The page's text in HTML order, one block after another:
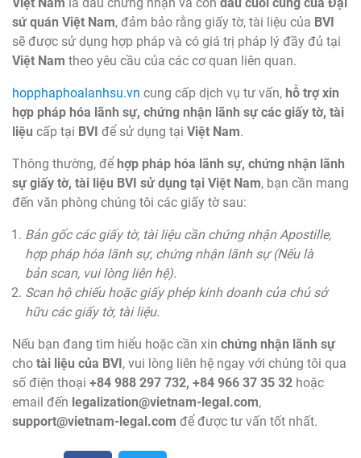
sứ quán Việt Nam, đảm bảo rằng giấy tờ, tài liệu của BVI
sẽ được sử dụng hợp pháp và có giá trị pháp lý đầy đủ tại
Việt Nam theo yêu cầu của các cơ quan liên quan.
hopphaphoalanhsu.vn cung cấp dịch vụ tư vấn, hỗ trợ xin
hợp pháp hóa lãnh sự, chứng nhận lãnh sự các giấy tờ, tài
liệu cấp tại BVI để sử dụng tại Việt Nam.
Thông thường, để hợp pháp hóa lãnh sự, chứng nhận lãnh
sự giấy tờ, tài liệu BVI sử dụng tại Việt Nam, bạn cần mang
đến văn phòng chúng tôi các giấy tờ sau:
Bản gốc các giấy tờ, tài liệu cần chứng nhận Apostille,
hợp pháp hóa lãnh sự, chứng nhận lãnh sự (Nếu là
bản scan, vui lòng liên hệ).
Scan hộ chiếu hoặc giấy phép kinh doanh của chủ sở
hữu các giấy tờ, tài liệu.
Nếu bạn đang tìm hiểu hoặc cần xin chứng nhận lãnh sự
cho tài liệu của BVI, vui lòng liên hệ ngay với chúng tôi qua
số điện thoại +84 988 297 732, +84 966 37 35 32 hoặc
email đến legalization@vietnam-legal.com,
support@vietnam-legal.com để được tư vấn tốt nhất.